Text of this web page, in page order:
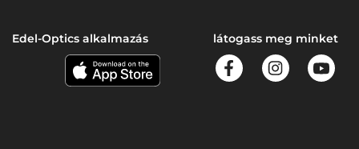
Edel-Optics alkalmazás látogass meg minket